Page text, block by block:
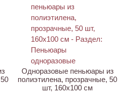
Одноразовые пеньюары из
полиэтилена, прозрачные, 50
шт, 160х100 см